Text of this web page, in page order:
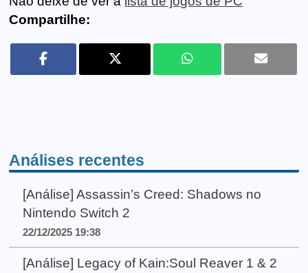
Compartilhe:
Análises recentes
[Análise] Assassin’s Creed: Shadows no
Nintendo Switch 2
22/12/2025 19:38
[Análise] Legacy of Kain:Soul Reaver 1 & 2